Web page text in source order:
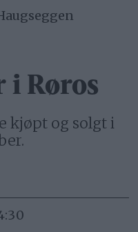
i Røros
kjøpt og solgt i